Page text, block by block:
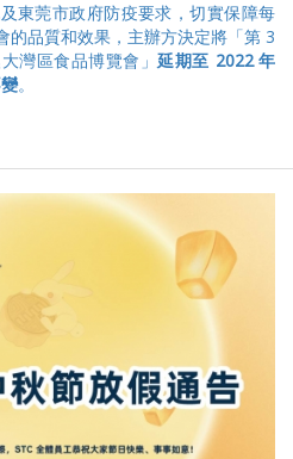
東莞市政府防疫要求，切實保障每
的品質和效果，主辦方決定將「第 3
灣區食品博覽會」延期至 2022年
。